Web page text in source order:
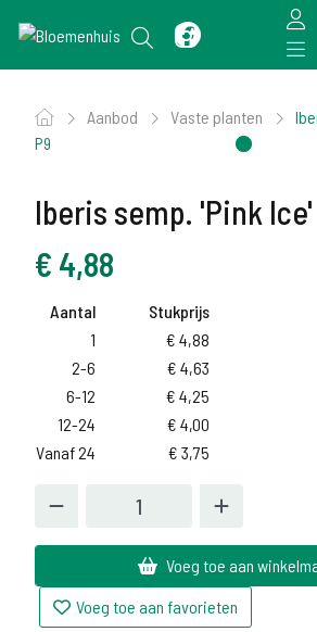
Aanbod Vaste planten
P9
Iberis semp. 'Pink Ice'
€ 4,88
Aantal
Stukprijs
1
€ 4,88
2-6
€ 4,63
6-12
€ 4,25
12-24
€ 4,00
Vanaf 24
€ 3,75
Voeg toe aan
Voeg toe aan favorieten